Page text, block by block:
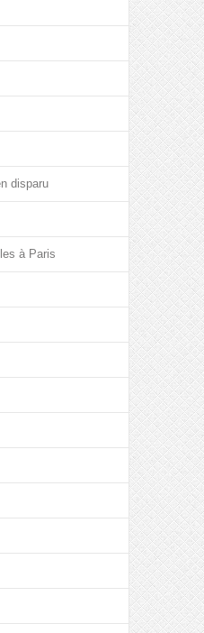
disparu
à Paris